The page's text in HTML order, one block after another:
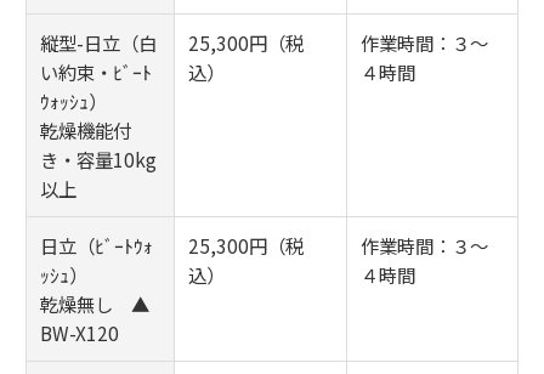
縦型-日立（白
い約束・ﾋﾞｰﾄ
ｳｫｯｼｭ）
乾燥機能付
き・容量10kg
以上
25,300円（税
込）
作業時間：３～
４時間
日立（ﾋﾞｰﾄｳｫ
ｯｼｭ）
乾燥無し ▲
BW-X120
25,300円（税
込）
作業時間：３～
４時間